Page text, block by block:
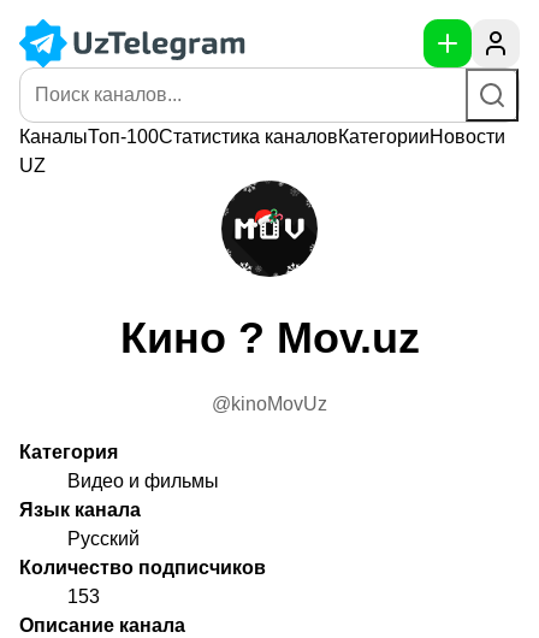
КаналыТоп-100Статистика каналовКатегорииНовости
UZ
Кино ? Mov.uz
@kinoMovUz
Категория
Видео и фильмы
Язык канала
Русский
Количество подписчиков
153
Описание канала